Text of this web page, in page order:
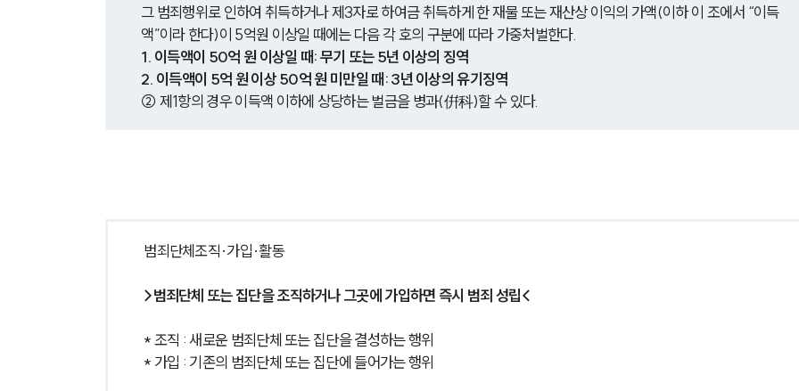
그 범죄행위로 인하여 취득하거나 제3자로 하여금 취득하게 한 재물 또는 재산상 이익의 가액(이하 이 조에서 “이득
액”이라 한다)이 5억원 이상일 때에는 다음 각 호의 구분에 따라 가중처벌한다.
1. 이득액이 50억 원 이상일 때: 무기 또는 5년 이상의 징역
2. 이득액이 5억 원 이상 50억 원 미만일 때: 3년 이상의 유기징역
② 제1항의 경우 이득액 이하에 상당하는 벌금을 병과(倂科)할 수 있다.
범죄단체조직·가입·활동
>범죄단체 또는 집단을 조직하거나 그곳에 가입하면 즉시 범죄 성립<
* 조직 : 새로운 범죄단체 또는 집단을 결성하는 행위
* 가입 : 기존의 범죄단체 또는 집단에 들어가는 행위